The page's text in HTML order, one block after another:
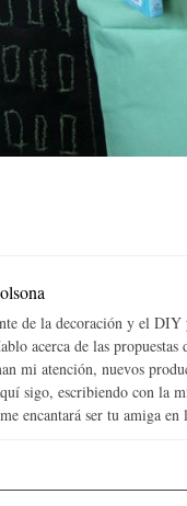
de la decoración y el DIY
acerca de las
mi atención, nuevos
sigo, escribiendo con la
encantará ser tu amiga en